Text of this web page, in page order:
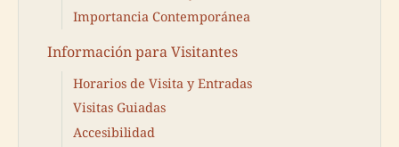
Importancia Contemporánea
Información para Visitantes
Horarios de Visita y Entradas
Visitas Guiadas
Accesibilidad